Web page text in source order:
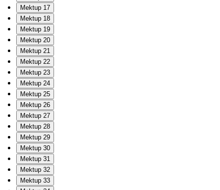
Mektup 17
Mektup 18
Mektup 19
Mektup 20
Mektup 21
Mektup 22
Mektup 23
Mektup 24
Mektup 25
Mektup 26
Mektup 27
Mektup 28
Mektup 29
Mektup 30
Mektup 31
Mektup 32
Mektup 33